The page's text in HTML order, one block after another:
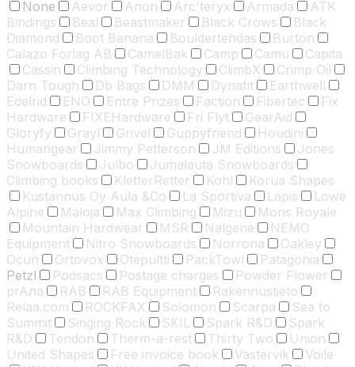
None Aevor Anon Arc'teryx Armada
ATK
Bindings
Beal Beastmaker Black Crows
Black
Diamond
Boot Banana Bouldertehdas
Burton
Calazo Forlag AB
CamelBak Camp Camu
Capita
Cassin
Climbing Technology ClimbX
Crimp Oil
Darn Tough
Db Bags DMM Dynafit
Earthwell
Edelrid
ENO Entre Prizes Faction Fibertec
Fix
Hardware
FIXEHardware Fri Flyt
GearAid
Gloryfy
Grayl Grivel Guppyfriend
Houdini
Humangear
Jimmy Petterson JM Editions
Jones
Snowboards
Julbo
Jumalauta Snowboards
Climbing books
KletterRetter Kohl
Korua Shapes
Kustannus Oy Aula &Co
La Sportiva Lapis
Lowe
Alpine
Maloja Max Climbing Mizu
Mons Royale
Mountain Hardwear
MSR Nalgene
NEMO
Equipment
Nitro Snowboards Norrona
Oakley
Ocun
Ortovox Otepultti PackTowl
Patagonia
Petzl
Podsacs Postage charges
Powder Flower
prAna
RAB RAB Equipment
Rakennustieto
Relaa.com
ROCKFAX Solomon Scarpa
Sea to
Summit
Singing Rock SKIL Spark R&D
Spark
R&D
Tendon Therm-a-rest Thirty Two
Union
United Shapes
Free invoice book Västervik
Voile